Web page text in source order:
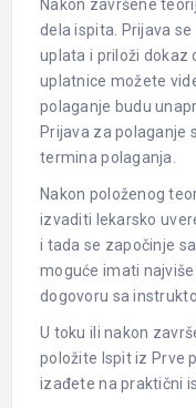
Nakon završene
dela ispita. Prijava
uplata i priloži dokaz
uplatnice možete
polaganje budu
Prijava za polaganje
termina polaganja.
Nakon položenog
izvaditi lekarsko
i tada se započinje
moguće imati
dogovoru sa
U toku ili nakon
položite Ispit iz Prve
izađete na praktični